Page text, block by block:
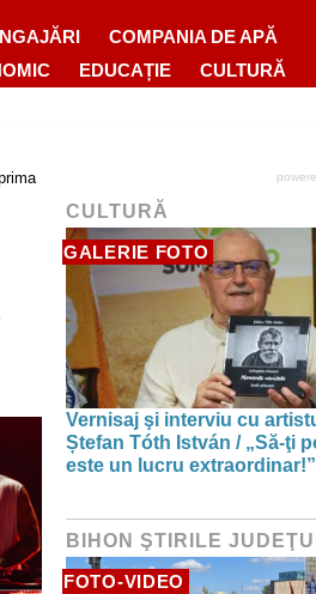
COMPANIA DE APĂ
EDUCAȚIE CULTURĂ
CULTURĂ
GALERIE FOTO
Vernisaj şi interviu cu
Ștefan Tóth István / „Să-ţi
este un lucru extraordinar!”
BIHON ŞTIRILE
FOTO-VIDEO